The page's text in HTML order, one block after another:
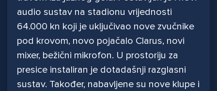
audio sustav na stadionu vrijednosti
64.000 kn koji je uključivao nove zvučnike
pod krovom, novo pojačalo Clarus, novi
mixer, bežični mikrofon. U prostoriju za
presice instaliran je dotadašnji razglasni
sustav. Također, nabavljene su nove klupe i